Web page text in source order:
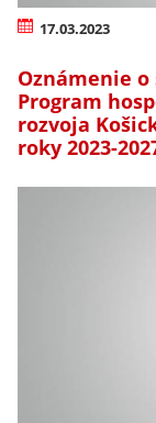
17.03.2023
Oznámenie
Program
rozvoja
roky 2023-